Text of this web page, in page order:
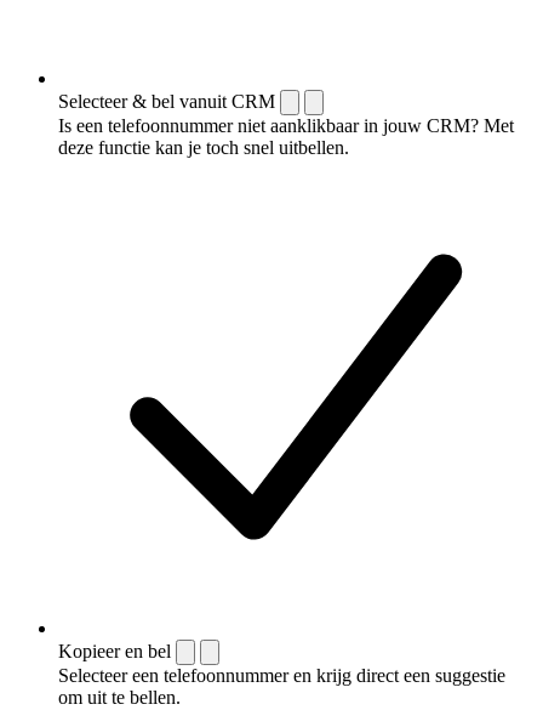
Selecteer & bel vanuit CRM
Is een telefoonnummer niet aanklikbaar in jouw CRM? Met
deze functie kan je toch snel uitbellen.
Kopieer en bel
Selecteer een telefoonnummer en krijg direct een suggestie
om uit te bellen.